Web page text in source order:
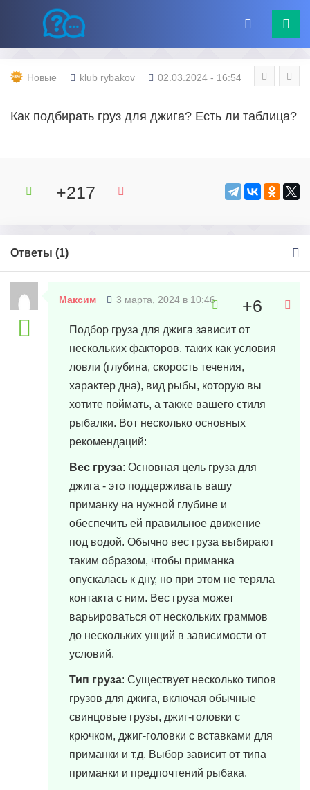
Новые klub rybakov 02.03.2024 - 16:54
Как подбирать груз для джига? Есть ли таблица?
+217
Ответы (1)
Максим 3 марта, 2024 в 10:46
Подбор груза для джига зависит от
нескольких факторов, таких как условия
ловли (глубина, скорость течения,
характер дна), вид рыбы, которую вы
хотите поймать, а также вашего стиля
рыбалки. Вот несколько основных
рекомендаций:
Вес груза: Основная цель груза для
джига - это поддерживать вашу
приманку на нужной глубине и
обеспечить ей правильное движение
под водой. Обычно вес груза выбирают
таким образом, чтобы приманка
опускалась к дну, но при этом не теряла
контакта с ним. Вес груза может
варьироваться от нескольких граммов
до нескольких унций в зависимости от
условий.
Тип груза: Существует несколько типов
грузов для джига, включая обычные
свинцовые грузы, джиг-головки с
крючком, джиг-головки с вставками для
приманки и т.д. Выбор зависит от типа
приманки и предпочтений рыбака.
+6